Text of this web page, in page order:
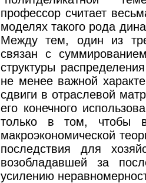
профессор считает
моделях такого рода
Между тем, один из
связан с
структуры
не менее важной
сдвиги в отраслевой
его конечного
только в том, чтобы
макроэкономической
последствия для
возобладавшей за
усилению